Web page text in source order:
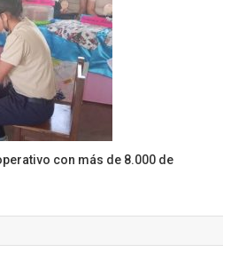
con más de 8.000 de